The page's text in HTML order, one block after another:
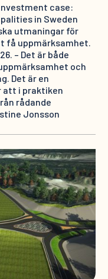
case:
in Sweden
utmaningar för
få uppmärksamhet.
– Det är både
och
Det är en
att i praktiken
rådande
Jonsson